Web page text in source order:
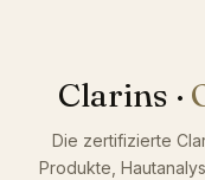
Clarins ·
Die zertifizierte
Produkte,